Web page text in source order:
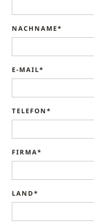
NACHNAME*
E-MAIL*
TELEFON*
FIRMA*
LAND*